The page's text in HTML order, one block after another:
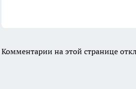
Комментарии на этой странице